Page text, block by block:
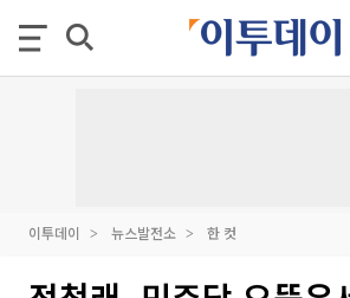
이투데이 뉴스발전소 한 컷